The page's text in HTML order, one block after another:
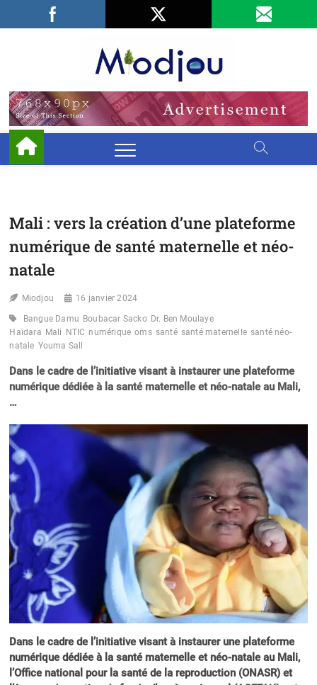
Facebook
LinkedIn
Mali : vers la création d’une plateforme
numérique de santé maternelle et néo-
natale
Miodjou 16 janvier 2024
Bangue Damu Boubacar Sacko Dr. Ben Moulaye
Haïdara Mali NTIC numérique oms santé santé maternelle santé néo-
natale Youma Sall
Dans le cadre de l’initiative visant à instaurer une plateforme
numérique dédiée à la santé maternelle et néo-natale au Mali,
…
Dans le cadre de l’initiative visant à instaurer une plateforme
numérique dédiée à la santé maternelle et néo-natale au Mali,
l’Office national pour la santé de la reproduction (ONASR) et